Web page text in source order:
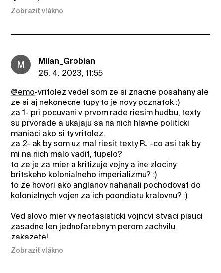
Zobraziť vlákno
M
Milan_Grobian
26. 4. 2023, 11:55
@emo-vritolez vedel som ze si znacne posahany ale
ze si aj nekonecne tupy to je novy poznatok :)
za 1- pri pocuvani v prvom rade riesim hudbu, texty
su prvorade a ukajaju sa na nich hlavne politicki
maniaci ako si ty vritolez,
za 2- ak by som uz mal riesit texty PJ -co asi tak by
mi na nich malo vadit, tupelo?
to ze je za mier a kritizuje vojny a ine zlociny
britskeho kolonialneho imperializmu? :)
to ze hovori ako anglanov nahanali pochodovat do
kolonialnych vojen za ich poondiatu kralovnu? :)
Ved slovo mier vy neofasisticki vojnovi stvaci pisuci
zasadne len jednofarebnym perom zachvilu
zakazete!
Zobraziť vlákno